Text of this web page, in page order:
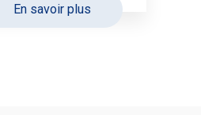
En savoir plus